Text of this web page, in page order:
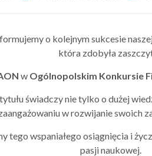
o kolejnym sukcesie
która zdobyła
w Ogólnopolskim Konkursie
świadczy nie tylko o dużej
w rozwijanie swoich
tego wspaniałego osiągnięcia i
pasji naukowej.